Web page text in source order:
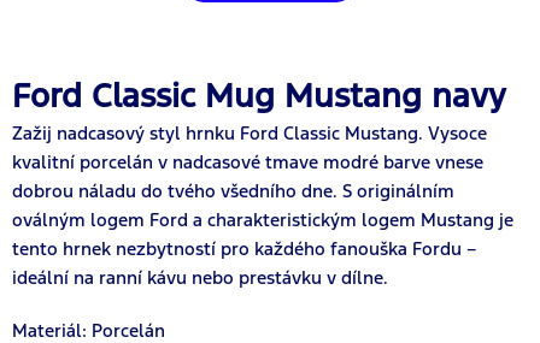
Ford Classic Mug Mustang navy
Zažij nadcasový styl hrnku Ford Classic Mustang. Vysoce
kvalitní porcelán v nadcasové tmave modré barve vnese
dobrou náladu do tvého všedního dne. S originálním
oválným logem Ford a charakteristickým logem Mustang je
tento hrnek nezbytností pro každého fanouška Fordu –
ideální na ranní kávu nebo prestávku v dílne.
Materiál: Porcelán